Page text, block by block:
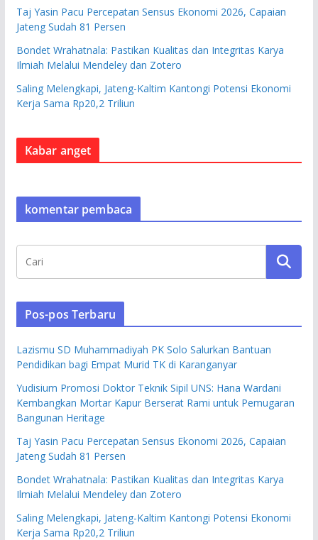
Taj Yasin Pacu Percepatan Sensus Ekonomi 2026, Capaian
Jateng Sudah 81 Persen
Bondet Wrahatnala: Pastikan Kualitas dan Integritas Karya
Ilmiah Melalui Mendeley dan Zotero
Saling Melengkapi, Jateng-Kaltim Kantongi Potensi Ekonomi
Kerja Sama Rp20,2 Triliun
Kabar anget
komentar pembaca
Pos-pos Terbaru
Lazismu SD Muhammadiyah PK Solo Salurkan Bantuan
Pendidikan bagi Empat Murid TK di Karanganyar
Yudisium Promosi Doktor Teknik Sipil UNS: Hana Wardani
Kembangkan Mortar Kapur Berserat Rami untuk Pemugaran
Bangunan Heritage
Taj Yasin Pacu Percepatan Sensus Ekonomi 2026, Capaian
Jateng Sudah 81 Persen
Bondet Wrahatnala: Pastikan Kualitas dan Integritas Karya
Ilmiah Melalui Mendeley dan Zotero
Saling Melengkapi, Jateng-Kaltim Kantongi Potensi Ekonomi
Kerja Sama Rp20,2 Triliun